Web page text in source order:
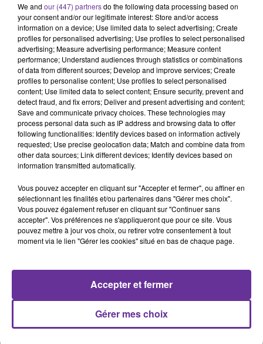
FAYROUZ KARAWYA
Albak Zaham 2016
RAGHEB ALAME
Elli Baana 2018
ASSALA
Al Tajj 2024
ÉCOUTER
EN CE
MOMENT
Pacte de
défense
Riyad-
Ankara,
Liban-
We and our (447) partnersdo the following data processing based on
your consent and/or our legitimate interest: Store and/or access
information on a device; Use limited data to select advertising; Create
profiles for personalised advertising; Use profiles to select personalised
advertising; Measure advertising performance; Measure content
performance; Understand audiences through statistics or combinations
of data from different sources; Develop and improve services; Create
profiles to personalise content; Use profiles to select personalised
content; Use limited data to select content; Ensure security, prevent and
detect fraud, and fix errors; Deliver and present advertising and content;
Save and communicate privacy choices. These technologies may
process personal data such as IP address and browsing data to offer
following functionalities: Identify devices based on information actively
requested; Use precise geolocation data; Match and combine data from
other data sources; Link different devices; Identify devices based on
information transmitted automatically.
Vous pouvez accepter en cliquant sur "Accepter et fermer", ou affiner en
sélectionnant les finalités et/ou partenaires dans "Gérer mes choix".
Vous pouvez également refuser en cliquant sur "Continuer sans
accepter". Vos préférences ne s'appliqueront que pour ce site. Vous
pouvez mettre à jour vos choix, ou retirer votre consentement à tout
moment via le lien "Gérer les cookies" situé en bas de chaque page.
Gérer mes choix
Accepter et fermer